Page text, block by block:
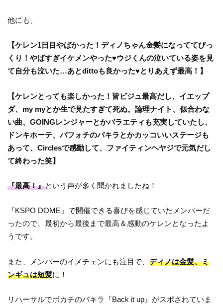
他にも、
【ケレン1日目やばかった！ディノちゃん金髪になっててびっ
くり！やばすぎイケメンやった♥ウジくんの泣いている姿を見
て自分も泣いた…あとdittoも良かった♥とりあえず最高！】
【ケレンとっても楽しかった！皆ビジュ最高だし、イエップ
ダ、my myとか生で見たすぎて死ぬ。論理ナイト、似合わな
い曲、GOINGレンジャーとかバラエティも充実していたし、
ドンキホーテ、パフォチのバキラとかカッコいいステージも
あって、Circlesで感動して、ファイティンヘヤジで元気だし
て終わった笑】
『最高！』という声が多く聞かれましたね！
『KSPO DOME』で開催できる喜びを感じていたメンバーだ
ったので、最初から最後まで最高＆感動のケレンとなったよ
うです。
また、メンバーのイメチェンにも注目で、ディノは金髪、ミ
ンギュは短髪に！
リハーサルでボカチのバキラ『Back it up』がスポされていま